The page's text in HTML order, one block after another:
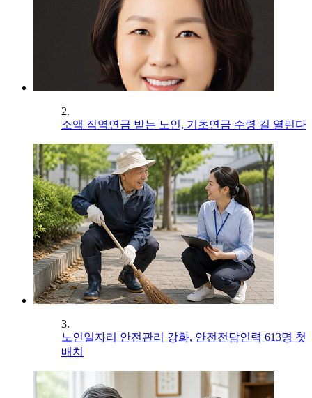
2.
소액 직역연금 받는 노인, 기초연금 수령 길 열린다
3.
노인일자리 안전관리 강화, 안전전담인력 613명 첫
배치